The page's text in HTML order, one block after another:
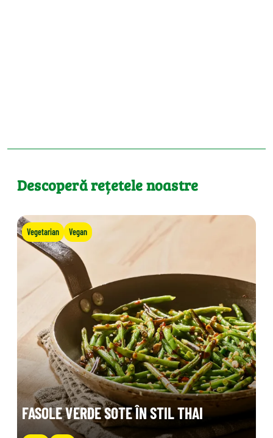
Descoperă rețetele noastre
Vegetarian Vegan
FASOLE VERDE SOTE ÎN STIL THAI